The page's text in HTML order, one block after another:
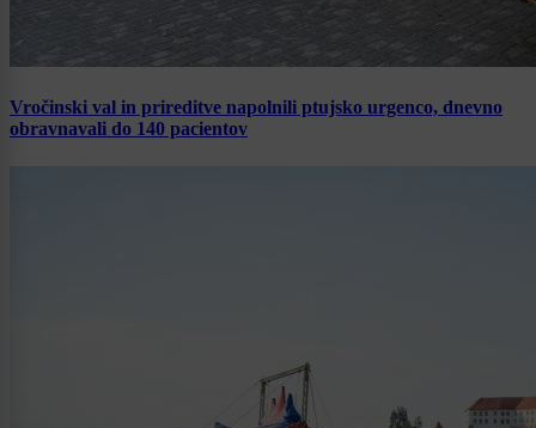
Vročinski val in prireditve napolnili ptujsko urgenco, dnevno
obravnavali do 140 pacientov